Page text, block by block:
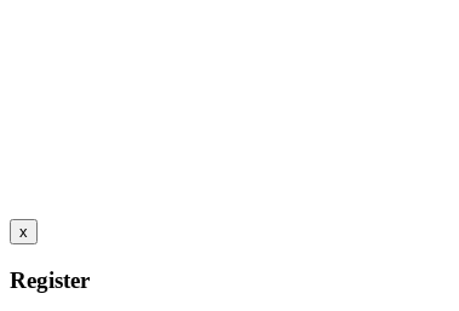
x
Register